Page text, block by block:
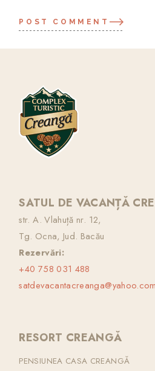
POST COMMENT
SATUL DE VACANȚĂ
str. A. Vlahuță nr. 12,
Tg. Ocna, Jud. Bacău
Rezervări:
+40 758 031 488
satdevacantacreanga@yahoo.com
RESORT CREANGĂ
PENSIUNEA CASA CREANGĂ